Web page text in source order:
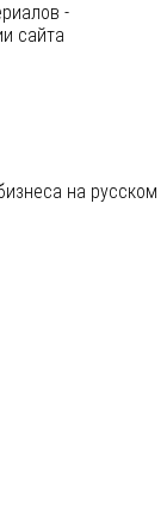
-
сайта
на русском